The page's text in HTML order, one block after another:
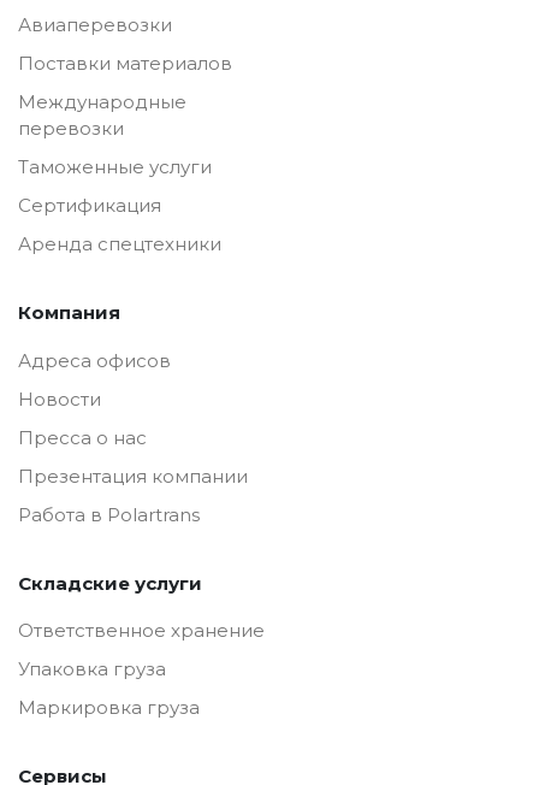
Авиаперевозки
Поставки материалов
Международные
перевозки
Таможенные услуги
Сертификация
Аренда спецтехники
Компания
Адреса офисов
Новости
Пресса о нас
Презентация компании
Работа в Polartrans
Складские услуги
Ответственное хранение
Упаковка груза
Маркировка груза
Сервисы